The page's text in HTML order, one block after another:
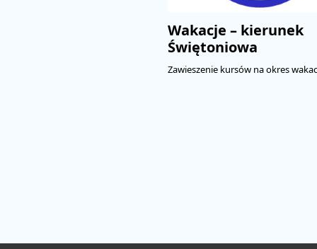
Wakacje – kierunek
Świętoniowa
Zawieszenie kursów na okres